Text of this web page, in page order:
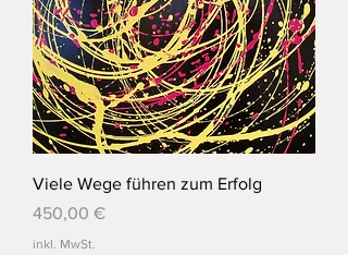
Viele Wege führen zum Erfolg
Preis
450,00 €
inkl. MwSt.